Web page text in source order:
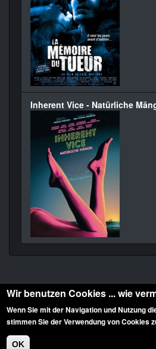
Inherent Vice - Natürliche
Diese Website ist urheberrechtlich geschützt: ©
Rechte vorbehalten.
Wir benutzen Cookies ... wie
Wenn Sie mit der Navigation und Nutzung
stimmen Sie der Verwendung von Cookies
OK